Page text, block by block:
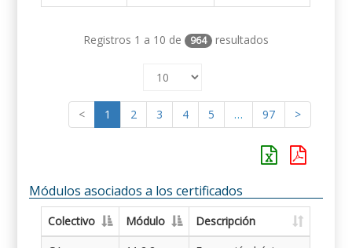
Registros 1 a 10 de 964 resultados
< 1 2 3 4 5 … 97 >
Módulos asociados a los certificados
Colectivo Módulo
Descripción